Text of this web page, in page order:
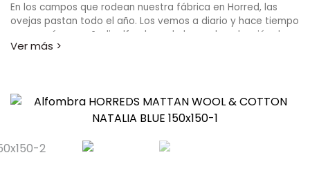
En los campos que rodean nuestra fábrica en Horred, las
ovejas pastan todo el año. Los vemos a diario y hace tiempo
que queríamos añadir alfombras de lana a la colección de
Horredsmattan. En el otoño de 2017 hicimos las primeras
tus pies. El diseño se basa en la tradición del diseño sueco y
encajará en cualquier tipo de hogar. En la colección de lana